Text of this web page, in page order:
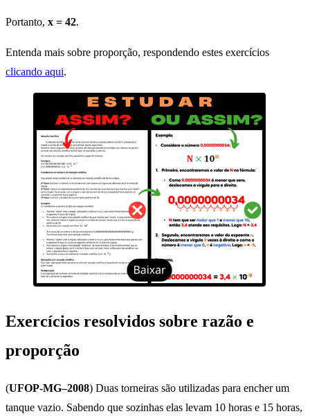
Portanto, x = 42.
Entenda mais sobre proporção, respondendo estes exercícios
clicando aqui.
Exercícios resolvidos sobre razão e
proporção
(UFOP-MG–2008) Duas torneiras são utilizadas para encher um
tanque vazio. Sabendo que sozinhas elas levam 10 horas e 15 horas,